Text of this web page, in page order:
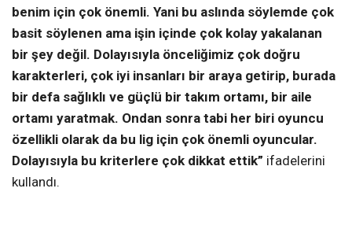
benim için çok önemli. Yani bu aslında söylemde çok
basit söylenen ama işin içinde çok kolay yakalanan
bir şey değil. Dolayısıyla önceliğimiz çok doğru
karakterleri, çok iyi insanları bir araya getirip, burada
bir defa sağlıklı ve güçlü bir takım ortamı, bir aile
ortamı yaratmak. Ondan sonra tabi her biri oyuncu
özellikli olarak da bu lig için çok önemli oyuncular.
Dolayısıyla bu kriterlere çok dikkat ettik” ifadelerini
kullandı.